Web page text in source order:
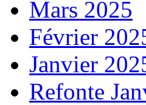
Mars 2025
Février
Janvier
Refonte